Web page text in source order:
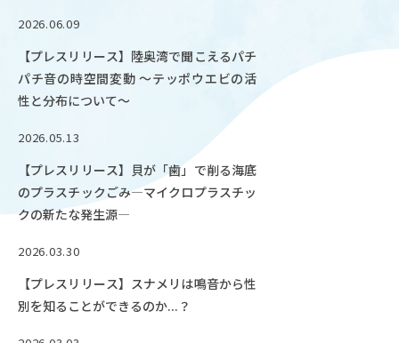
OUR OPEN
学問探求セミナー
ACADEMICS
2026.06.09
【プレスリリース】陸奥湾で聞こえるパチ
パチ音の時空間変動 ～テッポウエビの活
性と分布について～
2026.05.13
【プレスリリース】貝が「歯」で削る海底
のプラスチックごみ―マイクロプラスチッ
クの新たな発生源―
2026.03.30
【プレスリリース】スナメリは鳴音から性
別を知ることができるのか...？